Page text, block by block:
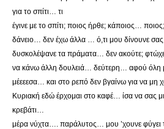
για το σπίτι… τι
έγινε με το σπίτι; ποιος ήρθε; κάποιος…
δάνειο… δεν έχω άλλα … ό,τι μου δίνουνε
δυσκολέψανε τα πράματα… δεν ακούτε;
να κάνω άλλη δουλειά… δεύτερη… αφού όλη
μέεεεσα… και στο ρεπό δεν βγαίνω για να μη
Κυριακή εδώ έρχομαι στο καφέ… ίσα να σας
κρεβάτι…
μέρα νύχτα…. παράλυτος… μου ’χουνε φύγει